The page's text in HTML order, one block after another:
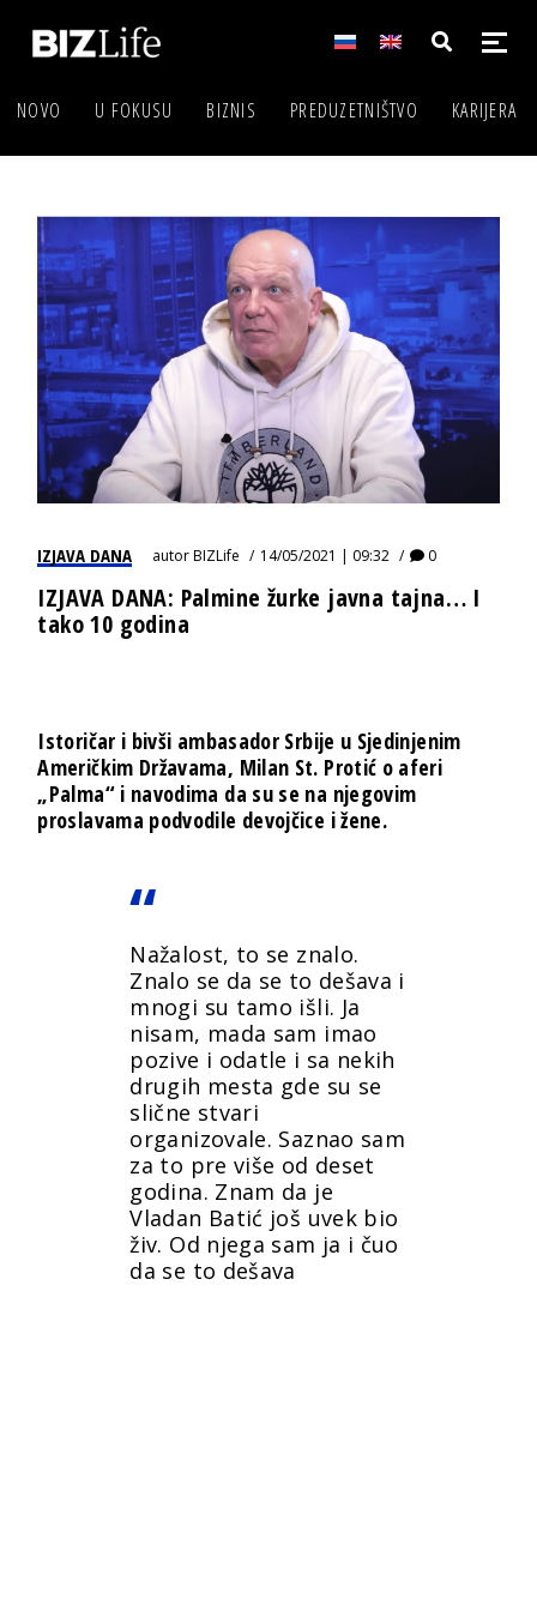
NOVO U FOKUSU BIZNIS PREDUZETNIŠTVO KARIJERA
IZJAVA DANA autorBIZLife 14/05/2021 | 09:32 0
IZJAVA DANA: Palmine žurke javna tajna… I
tako 10 godina
Istoričar i bivši ambasador Srbije u Sjedinjenim
Američkim Državama, Milan St. Protić o aferi
„Palma“ i navodima da su se na njegovim
proslavama podvodile devojčice i žene.
Nažalost, to se znalo.
Znalo se da se to dešava i
mnogi su tamo išli. Ja
nisam, mada sam imao
pozive i odatle i sa nekih
drugih mesta gde su se
slične stvari
organizovale. Saznao sam
za to pre više od deset
godina. Znam da je
Vladan Batić još uvek bio
živ. Od njega sam ja i čuo
da se to dešava